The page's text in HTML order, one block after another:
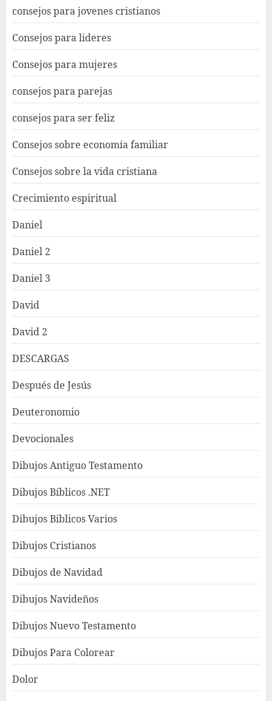
consejos para jovenes cristianos
Consejos para lideres
Consejos para mujeres
consejos para parejas
consejos para ser feliz
Consejos sobre economía familiar
Consejos sobre la vida cristiana
Crecimiento espiritual
Daniel
Daniel 2
Daniel 3
David
David 2
DESCARGAS
Después de Jesús
Deuteronomio
Devocionales
Dibujos Antiguo Testamento
Dibujos Bíblicos .NET
Dibujos Biblicos Varios
Dibujos Cristianos
Dibujos de Navidad
Dibujos Navideños
Dibujos Nuevo Testamento
Dibujos Para Colorear
Dolor